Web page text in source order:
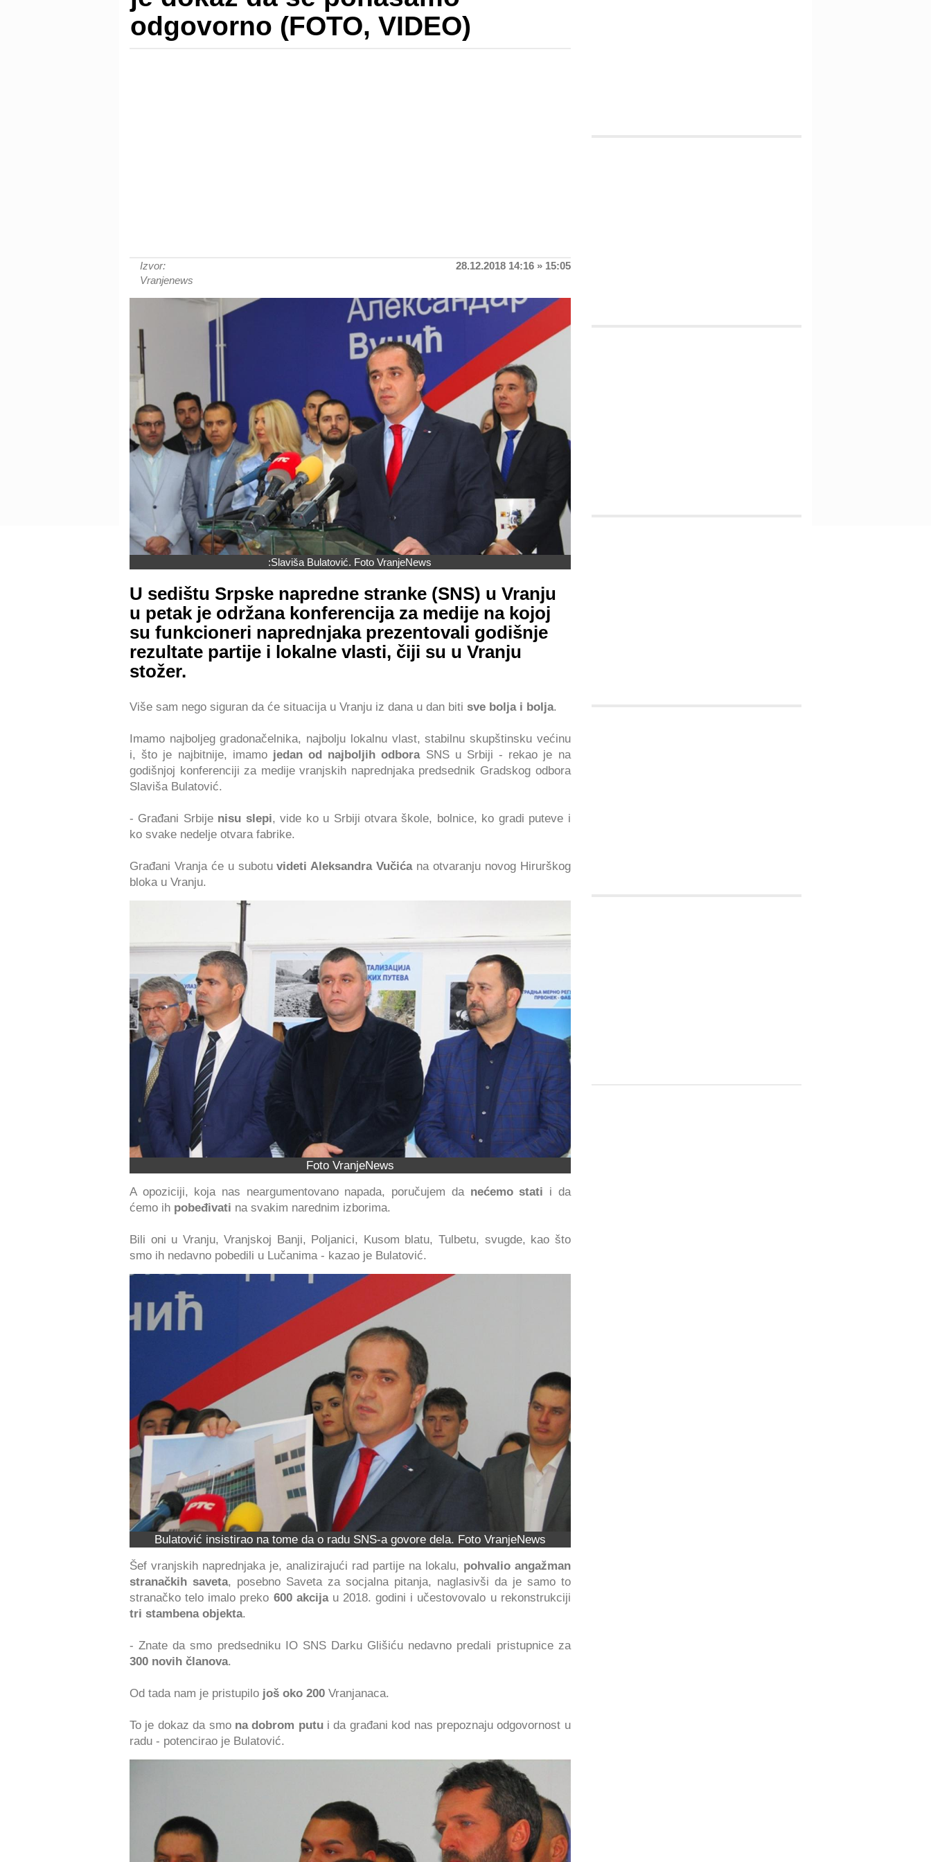
odgovorno (FOTO, VIDEO)
Izvor:
Vranjenews
28.12.2018 14:16 » 15:05
:Slaviša Bulatović. Foto VranjeNews
U sedištu Srpske napredne stranke (SNS) u Vranju
u petak je održana konferencija za medije na kojoj
su funkcioneri naprednjaka prezentovali godišnje
rezultate partije i lokalne vlasti, čiji su u Vranju
stožer.
Više sam nego siguran da će situacija u Vranju iz dana u dan biti sve bolja i bolja.
Imamo najboljeg gradonačelnika, najbolju lokalnu vlast, stabilnu skupštinsku većinu
i, što je najbitnije, imamo jedan od najboljih odboraSNS u Srbiji - rekao je na
godišnjoj konferenciji za medije vranjskih naprednjaka predsednik Gradskog odbora
Slaviša Bulatović.
- Građani Srbije nisu slepi, vide ko u Srbiji otvara škole, bolnice, ko gradi puteve i
ko svake nedelje otvara fabrike.
Građani Vranja će u subotuvideti Aleksandra Vučićana otvaranju novog Hirurškog
bloka u Vranju.
Foto VranjeNews
A opoziciji, koja nas neargumentovano napada, poručujem da nećemo stati i da
ćemo ih pobeđivati na svakim narednim izborima.
Bili oni u Vranju, Vranjskoj Banji, Poljanici, Kusom blatu, Tulbetu, svugde, kao što
smo ih nedavno pobedili u Lučanima - kazao je Bulatović.
Bulatović insistirao na tome da o radu SNS-a govore dela. Foto VranjeNews
Šef vranjskih naprednjaka je, analizirajući rad partije na lokalu, pohvalio angažman
stranačkih saveta, posebno Saveta za socjalna pitanja, naglasivši da je samo to
stranačko telo imalo preko 600 akcijau 2018. godini i učestovovalo u rekonstrukciji
tri stambena objekta.
- Znate da smo predsedniku IO SNS Darku Glišiću nedavno predali pristupnice za
300 novih članova.
Od tada nam je pristupilo još oko 200 Vranjanaca.
To je dokaz da smo na dobrom putu i da građani kod nas prepoznaju odgovornost u
radu - potencirao je Bulatović.